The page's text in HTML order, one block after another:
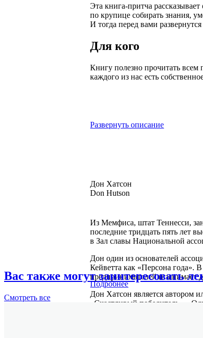
Эта книга-притча
по крупице собирать знания,
И тогда перед вами
Для кого
Книгу полезно прочитать
каждого из нас есть
Развернуть описание
Дон Хатсон
Don Hutson
Из Мемфиса, штат Теннесcи,
последние тридцать пять лет
в Зал славы Национальной
Дон один из основателей
Кейветта как «Персона года».
предпринимателей и занимает
Дон Хатсон является автором
«Счастливый победитель»,
Подробнее
Вас также могут заинтересовать
Смотреть все